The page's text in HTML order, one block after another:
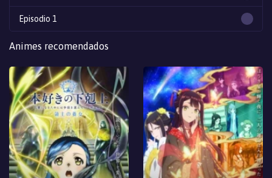
Episodio 1
Animes recomendados